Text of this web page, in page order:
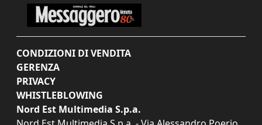
CONDIZIONI DI VENDITA
GERENZA
PRIVACY
WHISTLEBLOWING
Nord Est Multimedia S.p.a.